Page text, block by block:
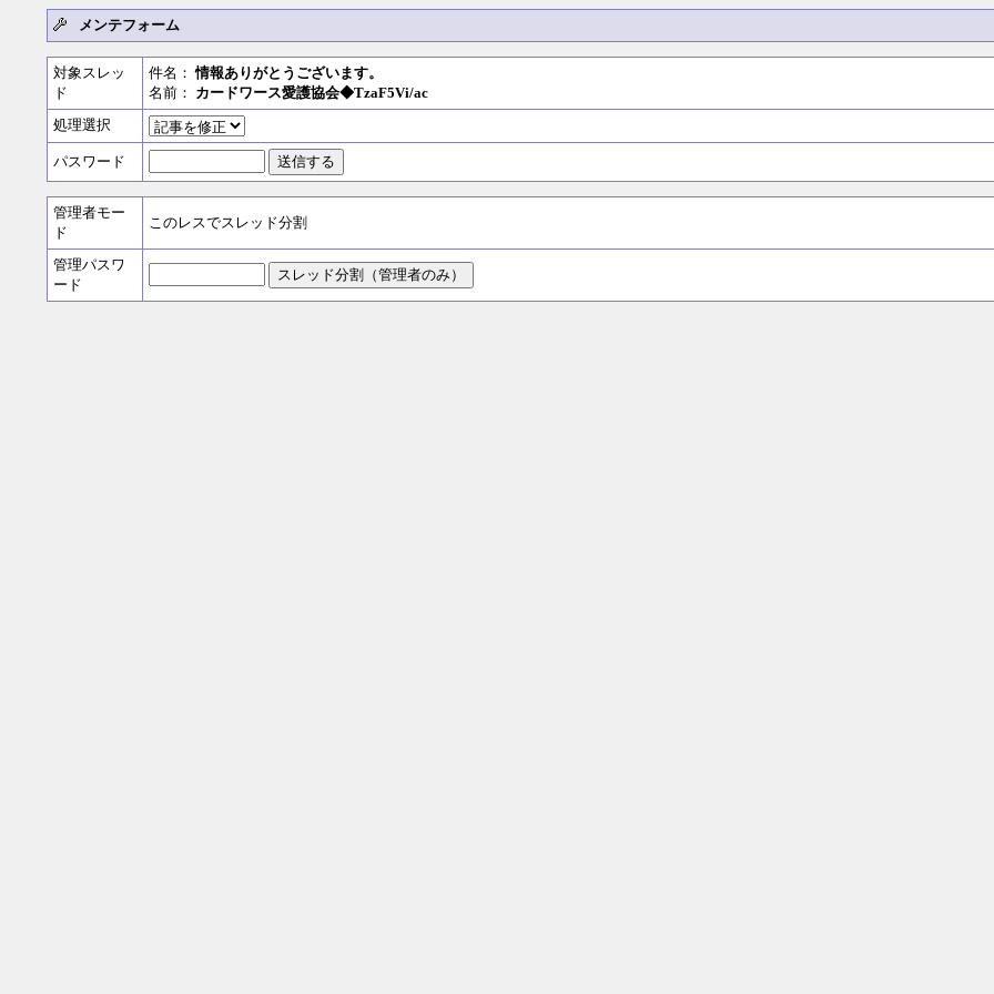
メンテフォーム
対象スレッ
ド
件名：情報ありがとうございます。
名前： カードワース愛護協会◆TzaF5Vi/ac
処理選択
パスワード
管理者モー
ド
このレスでスレッド分割
管理パスワ
ード